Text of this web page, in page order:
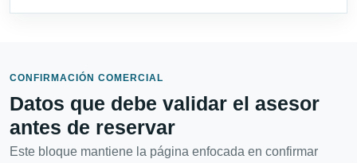
CONFIRMACIÓN COMERCIAL
Datos que debe validar el asesor
antes de reservar
Este bloque mantiene la página enfocada en confirmar